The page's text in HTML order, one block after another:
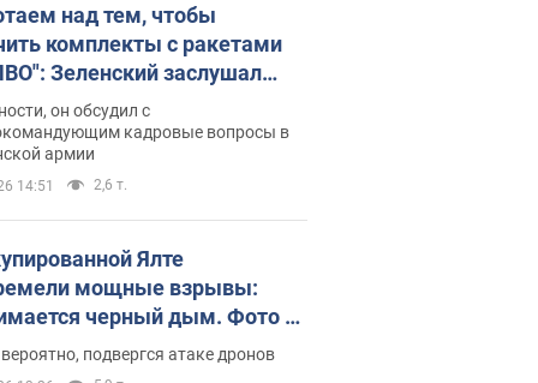
над тем, чтобы
комплекты с ракетами
Зеленский заслушал
Драпатого и объявил о
мерах
он обсудил с
кадровые вопросы в
армии
14:51 2,6 т.
Ялте
мощные взрывы:
черный дым. Фото и
подвергся атаке дронов